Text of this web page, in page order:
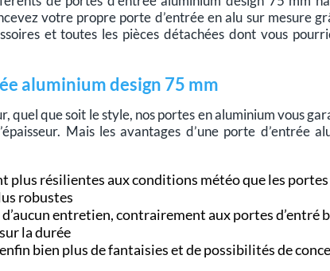
votre propre porte d’entrée en alu sur mesure
et toutes les pièces détachées dont vous
aluminium design 75 mm
quel que soit le style, nos portes en aluminium vous
Mais les avantages d’une porte d’entrée
plus résilientes aux conditions météo que les portes
robustes
d’aucun entretien, contrairement aux portes d’entré
la durée
bien plus de fantaisies et de possibilités de